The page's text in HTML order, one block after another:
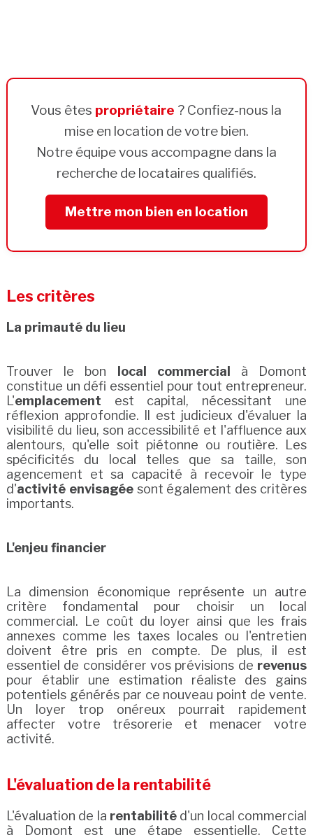
Vous êtes propriétaire ? Confiez-nous la
mise en location de votre bien.
Notre équipe vous accompagne dans la
recherche de locataires qualifiés.
Mettre mon bien en location
Les critères
La primauté du lieu
Trouver le bon local commercial
à Domont
constitue un défi essentiel pour tout entrepreneur.
L'emplacement est capital, nécessitant une
réflexion approfondie. Il est judicieux d'évaluer la
visibilité du lieu, son accessibilité et l'affluence aux
alentours, qu'elle soit piétonne ou routière. Les
spécificités du local telles que sa taille, son
agencement et sa capacité à recevoir le type
d'activité envisagéesont également des critères
importants.
L'enjeu financier
La dimension économique représente un autre
critère fondamental pour choisir un local
commercial. Le coût du loyer ainsi que les frais
annexes comme les taxes locales ou l'entretien
doivent être pris en compte. De plus, il est
essentiel de considérer vos prévisions de revenus
pour établir une estimation réaliste des gains
potentiels générés par ce nouveau point de vente.
Un loyer trop onéreux pourrait rapidement
affecter votre trésorerie et menacer votre
activité.
L'évaluation de la rentabilité
L'évaluation de la rentabilité d'un local commercial
à Domont est une étape essentielle. Cette